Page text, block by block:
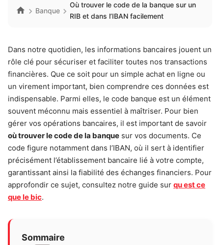
Banque
Où trouver le code de la banque sur un
RIB et dans l’IBAN facilement
Dans notre quotidien, les informations bancaires jouent un
rôle clé pour sécuriser et faciliter toutes nos transactions
financières. Que ce soit pour un simple achat en ligne ou
un virement important, bien comprendre ces données est
indispensable. Parmi elles, le code banque est un élément
souvent méconnu mais essentiel à maîtriser. Pour bien
gérer vos opérations bancaires, il est important de savoir
où trouver le code de la banque sur vos documents. Ce
code figure notamment dans l’IBAN, où il sert à identifier
précisément l’établissement bancaire lié à votre compte,
garantissant ainsi la fiabilité des échanges financiers. Pour
approfondir ce sujet, consultez notre guide sur qu est ce
que le bic.
Sommaire